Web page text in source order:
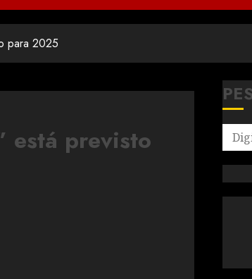
para 2025
está previsto